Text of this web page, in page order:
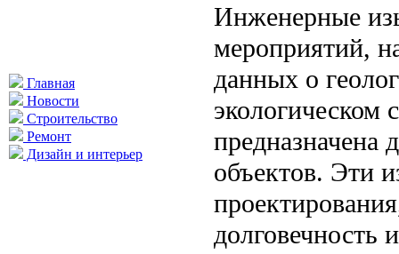
Главная
Новости
Строительство
Ремонт
Дизайн и интерьер
Инженерные
мероприятий,
данных о
экологическом
предназначена
объектов. Эти
долговечность